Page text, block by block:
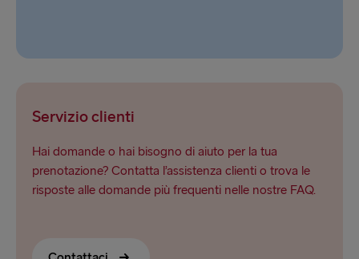
Servizio clienti
Hai domande o hai bisogno di aiuto per la tua
prenotazione? Contatta l’assistenza clienti o trova le
risposte alle domande più frequenti nelle nostre FAQ.